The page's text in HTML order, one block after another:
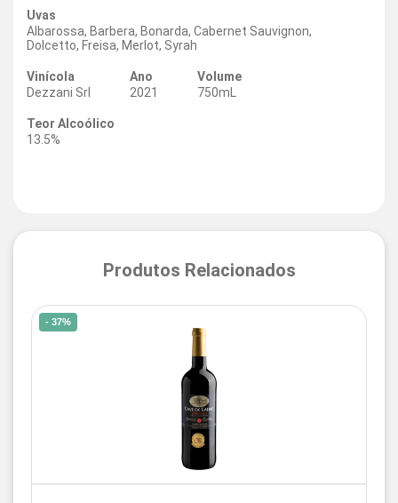
Uvas
Albarossa, Barbera, Bonarda, Cabernet Sauvignon,
Dolcetto, Freisa, Merlot, Syrah
Vinícola
Dezzani Srl
Ano
2021
Volume
750mL
Teor Alcoólico
13.5%
Produtos Relacionados
- 37%